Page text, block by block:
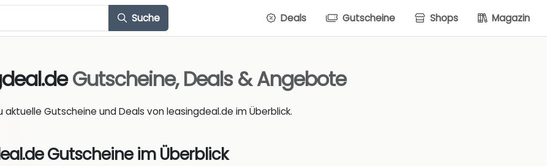
Suche Deals Gutscheine Shops Magazin
Gutscheine, Deals & Angebote
aktuelle Gutscheine und Deals von leasingdeal.de im Überblick.
Gutscheine im Überblick